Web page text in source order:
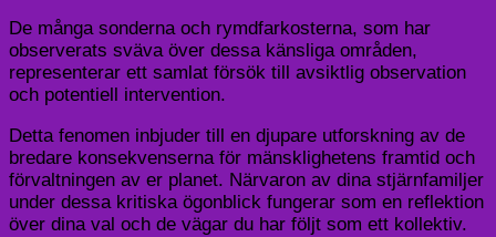
De många sonderna och rymdfarkosterna, som har
observerats sväva över dessa känsliga områden,
representerar ett samlat försök till avsiktlig observation
och potentiell intervention.
Detta fenomen inbjuder till en djupare utforskning av de
bredare konsekvenserna för mänsklighetens framtid och
förvaltningen av er planet. Närvaron av dina stjärnfamiljer
under dessa kritiska ögonblick fungerar som en reflektion
över dina val och de vägar du har följt som ett kollektiv.